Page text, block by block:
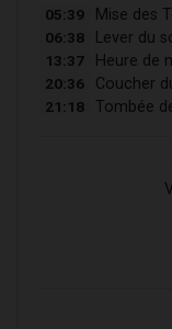
05:39 Mise des
06:38 Lever du
13:37 Heure de
20:36 Coucher
21:18 Tombée